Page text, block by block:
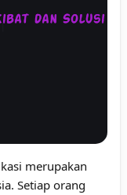
merupakan
Setiap orang